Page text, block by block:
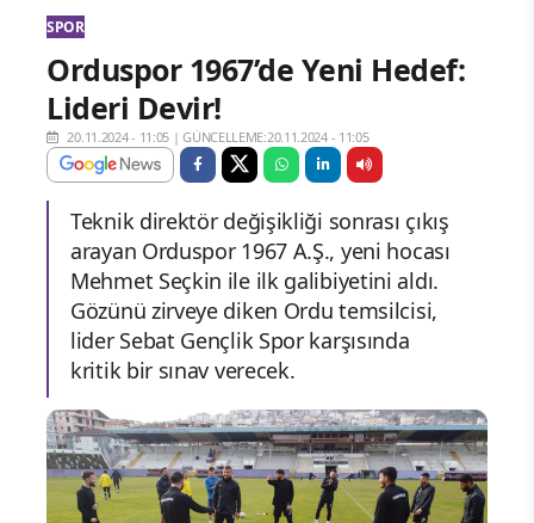
SPOR
Orduspor 1967’de Yeni Hedef:
Lideri Devir!
20.11.2024 - 11:05 |GÜNCELLEME:20.11.2024 - 11:05
Teknik direktör değişikliği sonrası çıkış
arayan Orduspor 1967 A.Ş., yeni hocası
Mehmet Seçkin ile ilk galibiyetini aldı.
Gözünü zirveye diken Ordu temsilcisi,
lider Sebat Gençlik Spor karşısında
kritik bir sınav verecek.